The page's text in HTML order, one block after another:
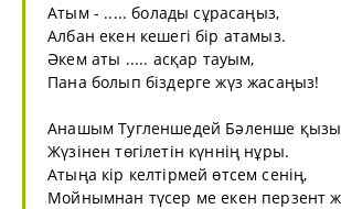
Атым - ..... болады сұрасаңыз,
Албан екен кешегі бір атамыз.
Әкем аты ..... асқар тауым,
Пана болып біздерге жүз жасаңыз!
Анашым Тугленшедей Бәленше
Жүзінен төгілетін күннің нұры.
Атыңа кір келтірмей өтсем сенің,
Мойнымнан түсер ме екен перзент